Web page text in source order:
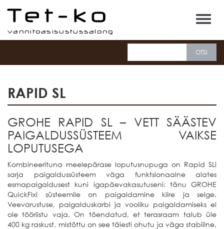
Tet-ko
RAPID SL
GROHE RAPID SL – VETT SÄÄSTEV
PAIGALDUSSÜSTEEM VAIKSE
LOPUTUSEGA
Kombineerituna meelepärase loputusnupuga on Rapid SLi
sarja paigaldussüsteem väga funktsionaalne alates
esmapaigaldusest kuni igapäevakasutuseni: tänu GROHE
QuickFixi süsteemile on paigaldamine kiire ja selge.
Veevarustuse, paigalduskarbi ja vooliku paigaldamiseks ei
ole tööriistu vaja. On tõendatud, et terasraam talub üle
400 kg raskust, mistõttu on see täiesti ohutu ja väga stabiilne.